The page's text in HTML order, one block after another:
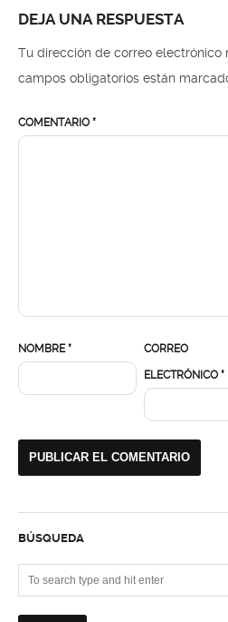
DEJA UNA RESPUESTA
Tu dirección de correo electrónico
campos obligatorios están
COMENTARIO *
NOMBRE* CORREO
ELECTRÓNICO *
BÚSQUEDA